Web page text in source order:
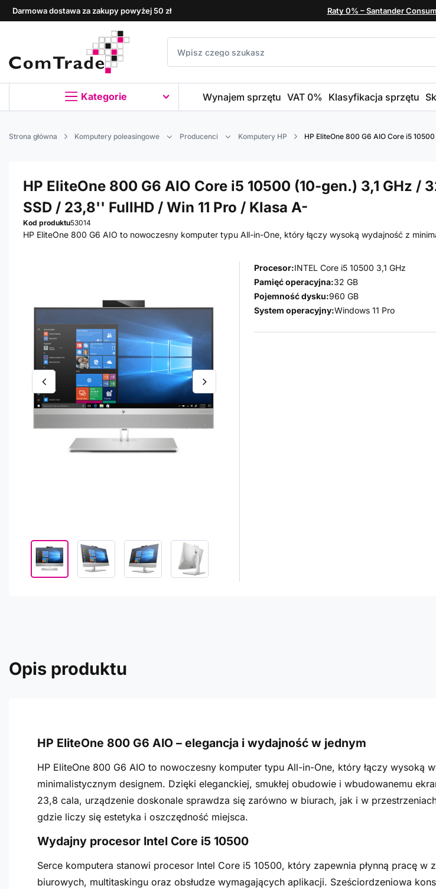
Darmowa dostawa za zakupy powyżej 50 zł Raty 0% – Santander
Kategorie Wynajem sprzętu VAT 0% Klasyfikacja sprzętu
Strona główna Komputery poleasingowe Producenci Komputery HP HP EliteOne 800 G6 AIO Core i5
HP EliteOne 800 G6 AIO Core i5 10500 (10-gen.) 3,1 GHz /
SSD / 23,8'' FullHD / Win 11 Pro / Klasa A-
Kod produktu53014
HP EliteOne 800 G6 AIO to nowoczesny komputer typu All-in-One, który łączy wysoką wydajność z
Procesor:INTEL Core i5 10500 3,1 GHz
Pamięć operacyjna:32 GB
Pojemność dysku:960 GB
System operacyjny:Windows 11 Pro
Opis produktu
HP EliteOne 800 G6 AIO – elegancja i wydajność w jednym
HP EliteOne 800 G6 AIO to nowoczesny komputer typu All-in-One, który łączy wysoką
minimalistycznym designem. Dzięki eleganckiej, smukłej obudowie i wbudowanemu
23,8 cala, urządzenie doskonale sprawdza się zarówno w biurach, jak i w
gdzie liczy się estetyka i oszczędność miejsca.
Wydajny procesor Intel Core i5 10500
Serce komputera stanowi procesor Intel Core i5 10500, który zapewnia płynną pracę w
biurowych, multitaskingu oraz obsłudze wymagających aplikacji. Sześciordzeniowa